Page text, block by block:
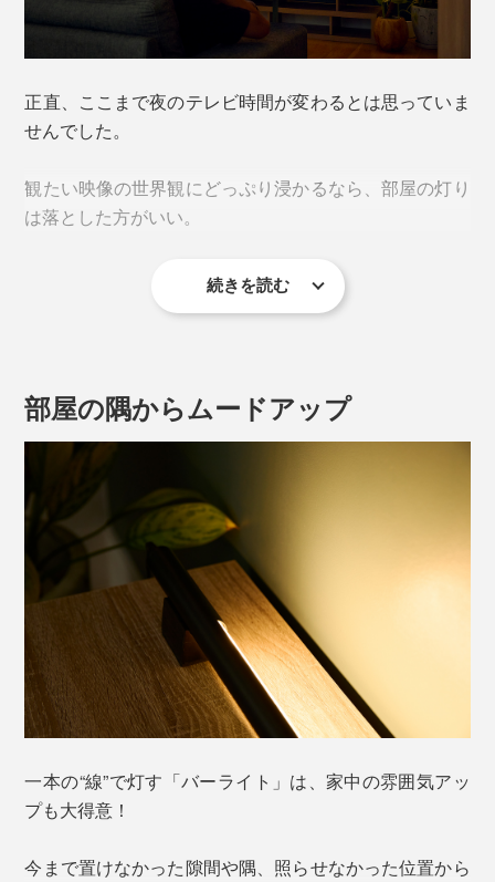
正直、ここまで夜のテレビ時間が変わるとは思っていま
せんでした。
観たい映像の世界観にどっぷり浸かるなら、部屋の灯り
は落とした方がいい。
とはいえ、暗過ぎてもお酒やツマミを取る手元が見えな
なにより、真っ暗な部屋でテレビ画面の発光を長時間見
つめていると目が疲れちゃう……。
写真左・ライトなし、写真右・バーライトあり
そんな悩める夜のお愉しみ時間が、「バーライト」のひ
直径25.5mm。極限まで削ぎ落とした、潔いほどミニマ
続きを読む
部屋の隅からムードアップ
一本の“線”で灯す「バーライト」は、家中の雰囲気アッ
プも大得意！
今まで置けなかった隙間や隅、照らせなかった位置から